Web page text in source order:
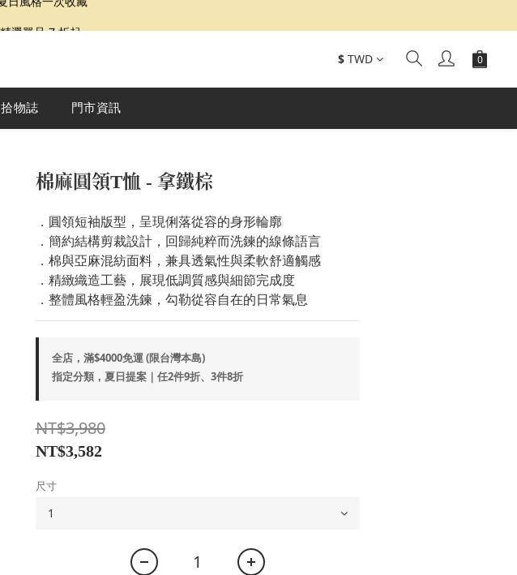
$ TWD
拾物誌 門市資訊
棉麻圓領T恤 - 拿鐵棕
．圓領短袖版型，呈現俐落從容的身形輪廓
．簡約結構剪裁設計，回歸純粹而洗鍊的線條語言
．棉與亞麻混紡面料，兼具透氣性與柔軟舒適觸感
．精緻織造工藝，展現低調質感與細節完成度
．整體風格輕盈洗鍊，勾勒從容自在的日常氣息
全店，滿$4000免運 (限台灣本島)
指定分類，夏日提案｜任2件9折、3件8折
NT$3,980
NT$3,582
尺寸